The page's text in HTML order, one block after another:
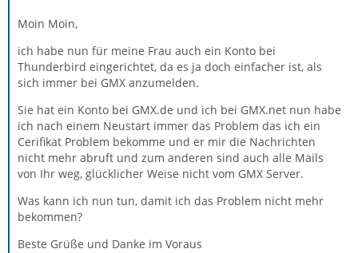
Moin Moin,
ich habe nun für meine Frau auch ein Konto bei
Thunderbird eingerichtet, da es ja doch einfacher ist, als
sich immer bei GMX anzumelden.
Sie hat ein Konto bei GMX.de und ich bei GMX.net nun habe
ich nach einem Neustart immer das Problem das ich ein
Cerifikat Problem bekomme und er mir die Nachrichten
nicht mehr abruft und zum anderen sind auch alle Mails
von Ihr weg, glücklicher Weise nicht vom GMX Server.
Was kann ich nun tun, damit ich das Problem nicht mehr
bekommen?
Beste Grüße und Danke im Voraus